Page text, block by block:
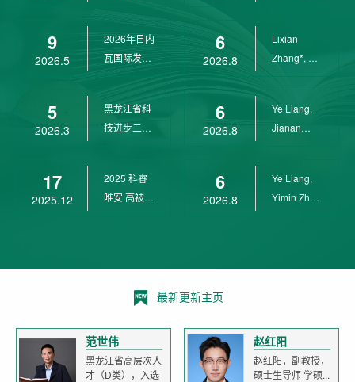
9
2026.5
2026年日内
瓦国际发明
5
2026.3
黑龙江省科
技进步二等
17
2025.12
2025 科睿
唯安 高被引
6
2026.8
Lixian
Zhang*, Ye
6
2026.8
Ye Liang,
Jianan
6
2026.8
Ye Liang,
Yimin Zhu,
最新更新主页
范世伟
黑龙江省高层次人
才（D类），入选
赵红阳
赵红阳，副教授，
硕士生导师 学硕...